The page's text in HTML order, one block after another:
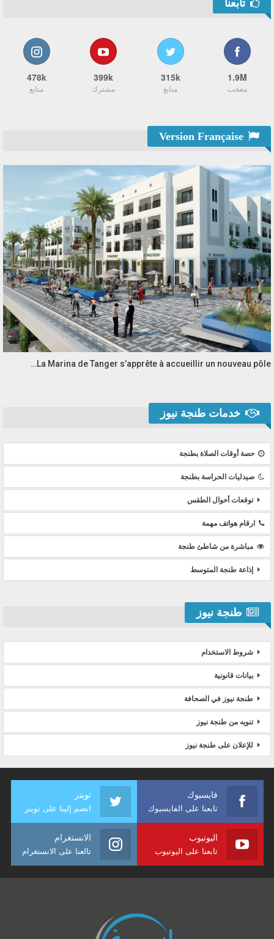
تابعنا
1.9M
معجب
315k
متابع
399k
مشترك
478k
متابع
La Marina de Tanger s’apprête à accueillir un nouveau pôle…
خدمات طنجة نيوز
حصة أوقات الصلاة بطنجة
صيدليات الحراسة بطنجة
توقعات أحوال الطقس
ارقام هواتف مهمة
مباشرة من شاطئ طنجة
إذاعة طنجة المتوسط
طنجة نيوز
شروط الاستخدام
بيانات قانونية
طنجة نيوز في الصحافة
تنويه من طنجة نيوز
للإعلان على طنجة نيوز
فايسبوك
تابعنا على الفايسبوك
تويتر
انضم إلينا على تويتر
اليوتيوب
تابعنا على اليوتيوب
الانستغرام
تالعنا على الانستغرام